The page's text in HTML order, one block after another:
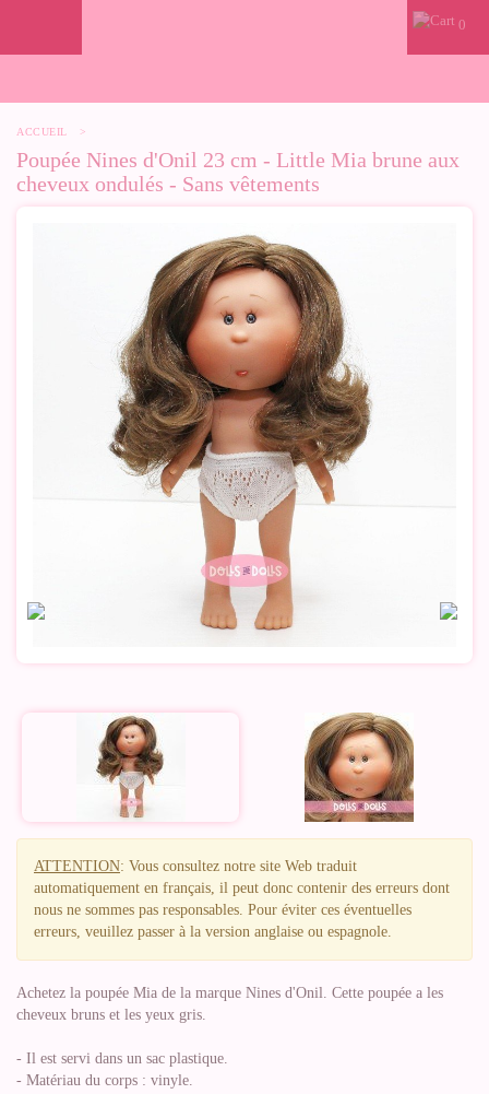
0
ACCUEIL >
Poupée Nines d'Onil 23 cm - Little Mia brune aux
cheveux ondulés - Sans vêtements
ATTENTION: Vous consultez notre site Web traduit
automatiquement en français, il peut donc contenir des erreurs dont
nous ne sommes pas responsables. Pour éviter ces éventuelles
erreurs, veuillez passer à la version anglaise ou espagnole.
Achetez la poupée Mia de la marque Nines d'Onil. Cette poupée a les
cheveux bruns et les yeux gris.
- Il est servi dans un sac plastique.
- Matériau du corps : vinyle.